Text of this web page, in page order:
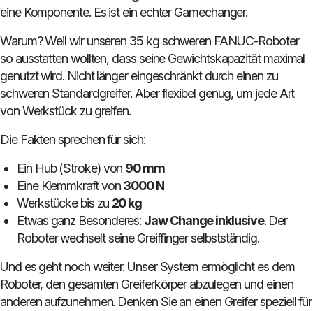
eine Komponente. Es ist ein echter Gamechanger.
Warum? Weil wir unseren 35 kg schweren FANUC-Roboter
so ausstatten wollten, dass seine Gewichtskapazität maximal
genutzt wird. Nicht länger eingeschränkt durch einen zu
schweren Standardgreifer. Aber flexibel genug, um jede Art
von Werkstück zu greifen.
Die Fakten sprechen für sich:
Ein Hub (Stroke) von 90 mm
Eine Klemmkraft von3000 N
Werkstücke bis zu 20 kg
Etwas ganz Besonderes: Jaw Change inklusive. Der
Roboter wechselt seine Greiffinger selbstständig.
Und es geht noch weiter. Unser System ermöglicht es dem
Roboter, den gesamten Greiferkörper abzulegen und einen
anderen aufzunehmen. Denken Sie an einen Greifer speziell für